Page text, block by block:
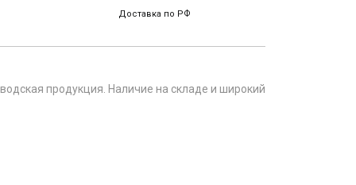
Доставка по РФ
продукция. Наличие на складе и широкий